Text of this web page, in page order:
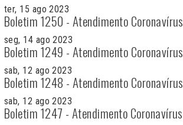
ter, 15 ago 2023
Boletim 1250 - Atendimento Coronavírus
seg, 14 ago 2023
Boletim 1249 - Atendimento Coronavírus
sab, 12 ago 2023
Boletim 1248 - Atendimento Coronavírus
sab, 12 ago 2023
Boletim 1247 - Atendimento Coronavírus